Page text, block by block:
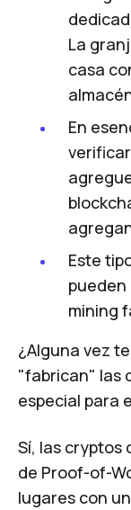
La
casa
En
Este
mining
¿Alguna vez
"fabrican" las
especial para
Sí, las cryptos
de Proof-of-
lugares con